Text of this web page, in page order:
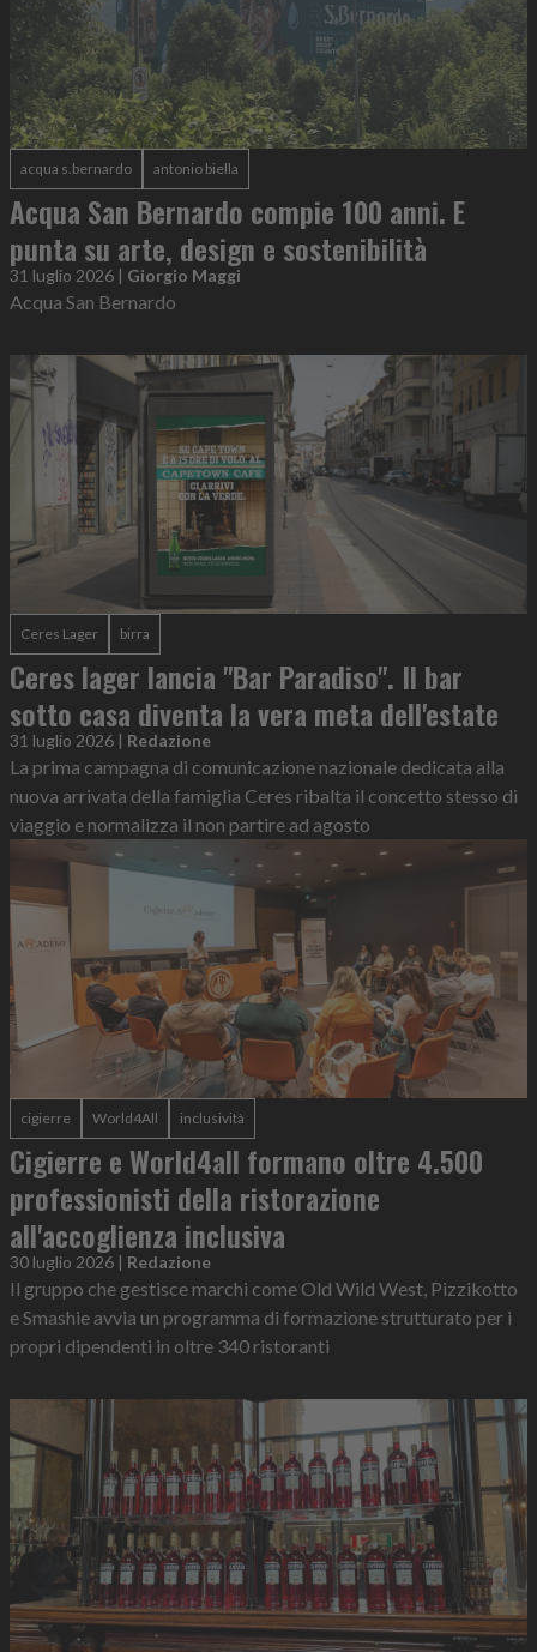
acqua s.bernardo antonio biella
Acqua San Bernardo compie 100 anni. E
punta su arte, design e sostenibilità
31 luglio 2026 | Giorgio Maggi
Acqua San Bernardo
Ceres Lager birra
Ceres lager lancia "Bar Paradiso". Il bar
sotto casa diventa la vera meta dell'estate
31 luglio 2026 | Redazione
La prima campagna di comunicazione nazionale dedicata alla
nuova arrivata della famiglia Ceres ribalta il concetto stesso di
viaggio e normalizza il non partire ad agosto
cigierre World4All inclusività
Cigierre e World4all formano oltre 4.500
professionisti della ristorazione
all'accoglienza inclusiva
30 luglio 2026 | Redazione
Il gruppo che gestisce marchi come Old Wild West, Pizzikotto
e Smashie avvia un programma di formazione strutturato per i
propri dipendenti in oltre 340 ristoranti